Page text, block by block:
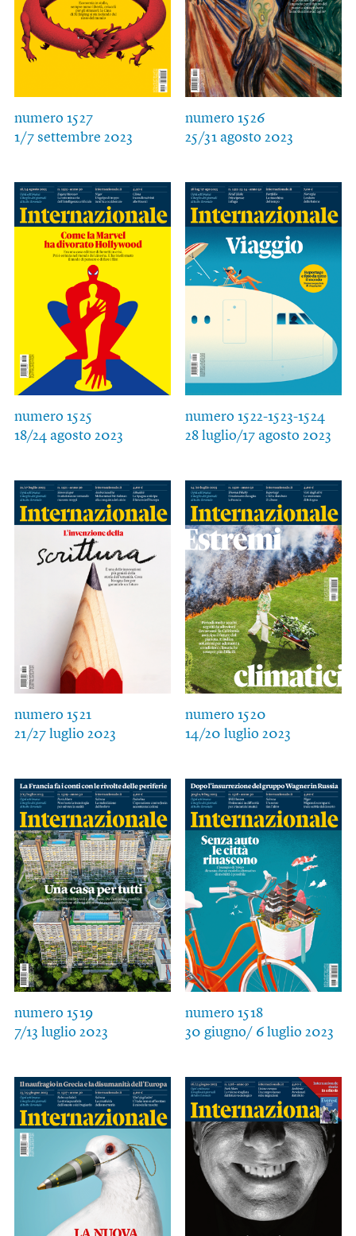
numero 1527
1/7 settembre 2023
numero 1526
25/31 agosto 2023
numero 1525
18/24 agosto 2023
numero 1522-1523-1524
28 luglio/17 agosto 2023
numero 1521
21/27 luglio 2023
numero 1520
14/20 luglio 2023
numero 1519
7/13 luglio 2023
numero 1518
30 giugno/ 6 luglio 2023